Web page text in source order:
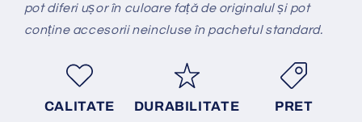
pot diferi ușor în culoare față de originalul și pot
conține accesorii neincluse în pachetul standard.
CALITATE DURABILITATE PRET